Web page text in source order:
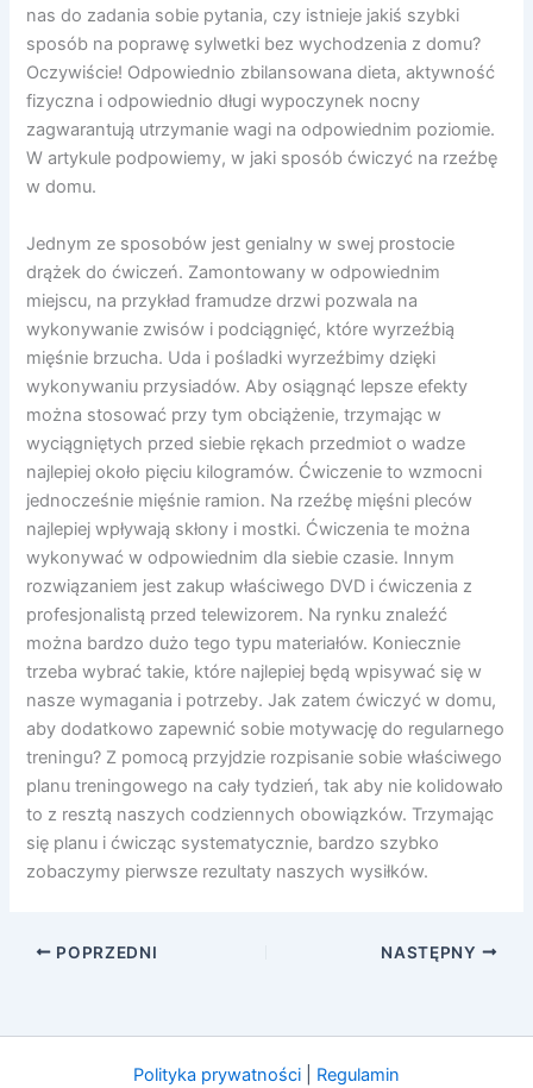
nas do zadania sobie pytania, czy istnieje jakiś szybki
sposób na poprawę sylwetki bez wychodzenia z domu?
Oczywiście! Odpowiednio zbilansowana dieta, aktywność
fizyczna i odpowiednio długi wypoczynek nocny
zagwarantują utrzymanie wagi na odpowiednim poziomie.
W artykule podpowiemy, w jaki sposób ćwiczyć na rzeźbę
w domu.
Jednym ze sposobów jest genialny w swej prostocie
drążek do ćwiczeń. Zamontowany w odpowiednim
miejscu, na przykład framudze drzwi pozwala na
wykonywanie zwisów i podciągnięć, które wyrzeźbią
mięśnie brzucha. Uda i pośladki wyrzeźbimy dzięki
wykonywaniu przysiadów. Aby osiągnąć lepsze efekty
można stosować przy tym obciążenie, trzymając w
wyciągniętych przed siebie rękach przedmiot o wadze
najlepiej około pięciu kilogramów. Ćwiczenie to wzmocni
jednocześnie mięśnie ramion. Na rzeźbę mięśni pleców
najlepiej wpływają skłony i mostki. Ćwiczenia te można
wykonywać w odpowiednim dla siebie czasie. Innym
rozwiązaniem jest zakup właściwego DVD i ćwiczenia z
profesjonalistą przed telewizorem. Na rynku znaleźć
można bardzo dużo tego typu materiałów. Koniecznie
trzeba wybrać takie, które najlepiej będą wpisywać się w
nasze wymagania i potrzeby. Jak zatem ćwiczyć w domu,
aby dodatkowo zapewnić sobie motywację do regularnego
treningu? Z pomocą przyjdzie rozpisanie sobie właściwego
planu treningowego na cały tydzień, tak aby nie kolidowało
to z resztą naszych codziennych obowiązków. Trzymając
się planu i ćwicząc systematycznie, bardzo szybko
zobaczymy pierwsze rezultaty naszych wysiłków.
POPRZEDNI NASTĘPNY
Polityka prywatności Regulamin